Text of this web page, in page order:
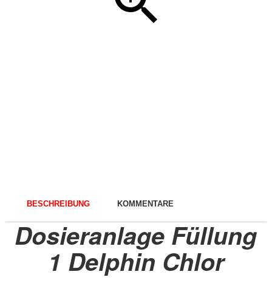
BESCHREIBUNG KOMMENTARE
Dosieranlage Füllung
1 Delphin Chlor